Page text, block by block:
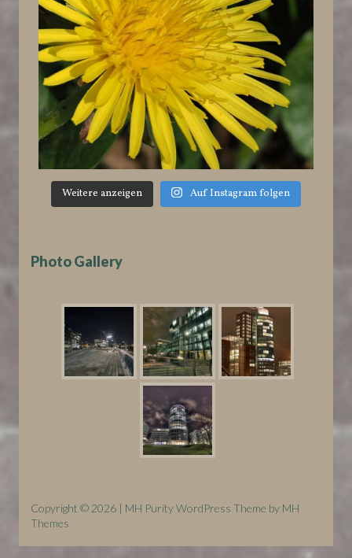
Weitere anzeigen Auf Instagram folgen
Photo Gallery
Copyright © 2026 | MH Purity WordPress Theme by MH
Themes